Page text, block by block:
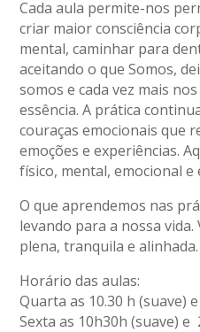
Cada aula permite-nos
criar maior consciência
mental, caminhar para
aceitando o que Somos,
somos e cada vez mais
essência. A prática
couraças emocionais que
emoções e experiências.
físico, mental, emocional e
O que aprendemos nas
levando para a nossa
plena, tranquila e alinhada.
Horário das aulas:
Quarta as 10.30 h (suave)
Sexta as 10h30h (suave) e